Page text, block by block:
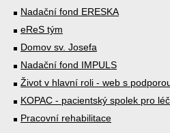
Nadační fond ERESKA
eReS tým
Domov sv. Josefa
Nadační fond IMPULS
Život v hlavní roli - web s
KOPAC - pacientský spolek pro
Pracovní rehabilitace